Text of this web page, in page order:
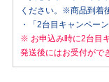
ください。※商品到着
・「2台目キャンペー
※ お申込み時に2台目
発送後にはお受付がで